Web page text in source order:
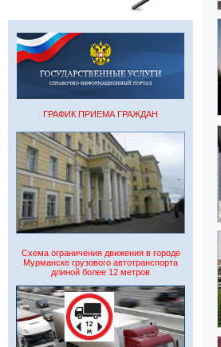
ГРАФИК ПРИЕМА ГРАЖДАН
Схема ограничения движения в городе
Мурманске грузового автотранспорта
длиной более 12 метров